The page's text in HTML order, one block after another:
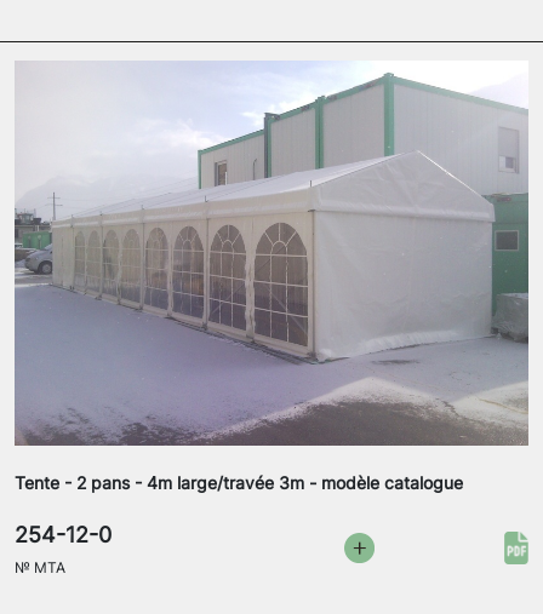
Tente - 2 pans - 4m large/travée 3m - modèle catalogue
254-12-0
№ MTA